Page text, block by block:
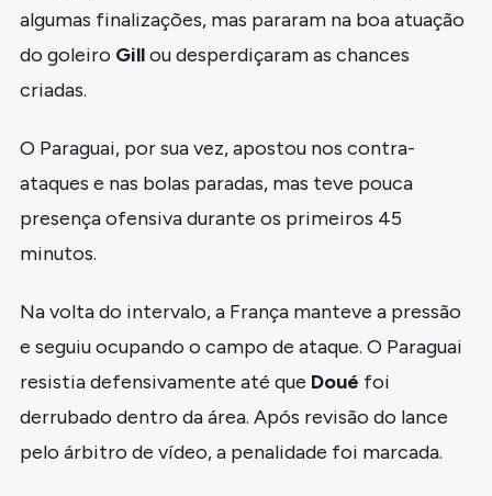
algumas finalizações, mas pararam na boa atuação
do goleiro Gillou desperdiçaram as chances
criadas.
O Paraguai, por sua vez, apostou nos contra-
ataques e nas bolas paradas, mas teve pouca
presença ofensiva durante os primeiros 45
minutos.
Na volta do intervalo, a França manteve a pressão
e seguiu ocupando o campo de ataque. O Paraguai
resistia defensivamente até que Doué foi
derrubado dentro da área. Após revisão do lance
pelo árbitro de vídeo, a penalidade foi marcada.